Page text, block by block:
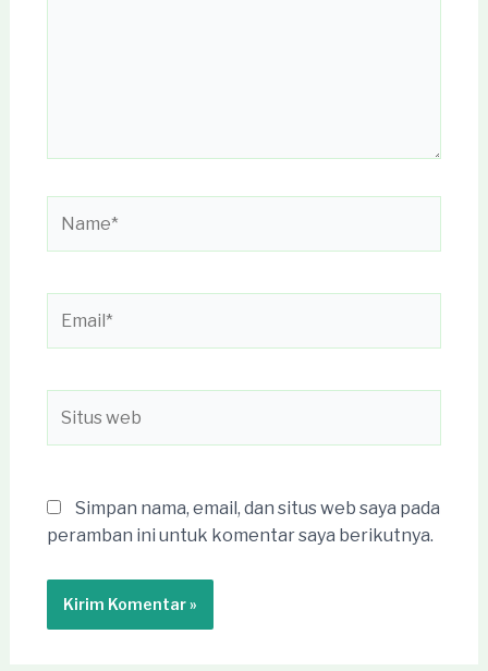
web
Simpan nama, email, dan situs web saya pada
peramban ini untuk komentar saya berikutnya.